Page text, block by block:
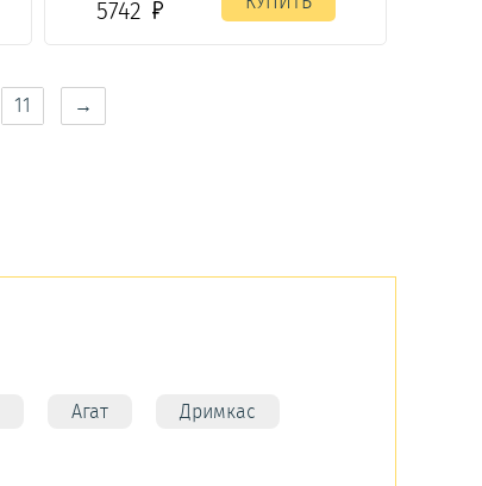
5742
11 →
Агат Дримкас